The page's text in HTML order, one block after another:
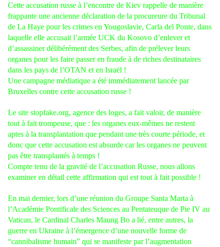
Cette accusation russe à l’encontre de Kiev rappelle de manière
frappante une ancienne déclaration de la procureure du Tribunal
de La Haye pour les crimes en Yougoslavie, Carla del Ponte, dans
laquelle elle accusait l’armée UCK du Kosovo d’enlever et
d’assassiner délibérément des Serbes, afin de prélever leurs
organes pour les faire passer en fraude à de riches destinataires
dans les pays de l’OTAN et en Israël !
Une campagne médiatique a été immédiatement lancée par
Bruxelles contre cette accusation russe !
Le site stopfake.org, agence des loges, a fait valoir, de manière
tout à fait trompeuse, que : les organes eux-mêmes ne restent
aptes à la transplantation que pendant une très courte période, et
donc que cette accusation est absurde car les organes ne peuvent
pas être transplantés à temps !
Compte tenu de la gravité de l’accusation Russe, nous allons
examiner en détail cette affirmation qui est tout à fait possible !
En mai dernier, lors d’une réunion du Groupe Santa Marta à
l’Académie Pontificale des Sciences au Pentateuque de Pie IV au
Vatican, le Cardinal Charles Maung Bo a lié, entre autres, la
guerre en Ukraine à l’émergence d’une nouvelle forme de
“cannibalisme humain” qui se manifeste par l’augmentation